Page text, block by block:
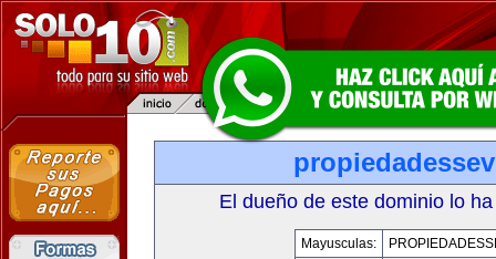
El dueño de este dominio lo
Mayusculas: